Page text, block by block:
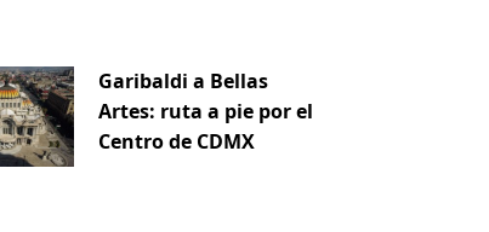
Garibaldi a Bellas
Artes: ruta a pie por el
Centro de CDMX